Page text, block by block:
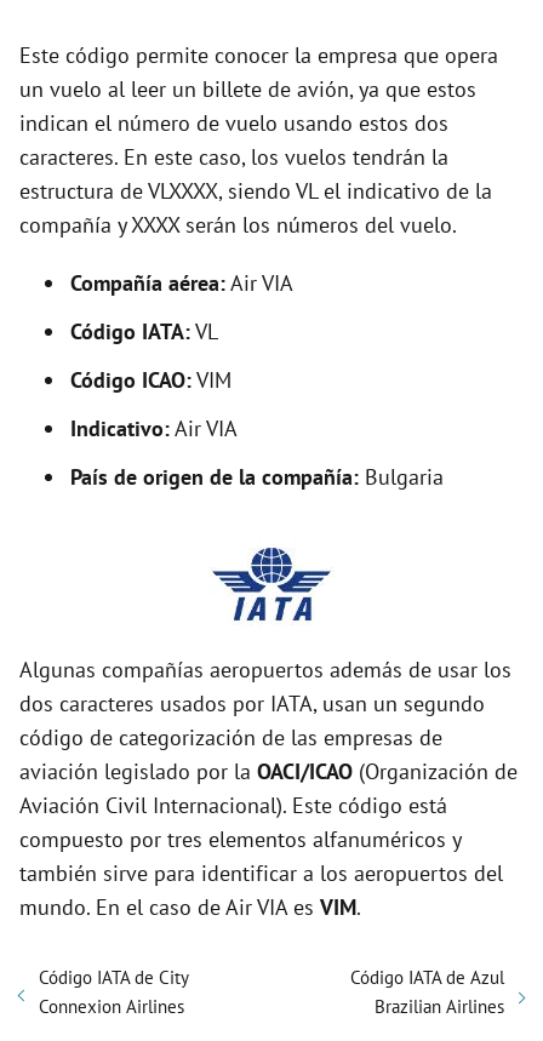
V
i
d
Este código permite conocer la empresa que opera
un vuelo al leer un billete de avión, ya que estos
indican el número de vuelo usando estos dos
caracteres. En este caso, los vuelos tendrán la
estructura de VLXXXX, siendo VL el indicativo de la
compañía y XXXX serán los números del vuelo.
Compañía aérea:Air VIA
Código IATA:VL
Código ICAO:VIM
Indicativo:Air VIA
País de origen de la compañía: Bulgaria
Algunas compañías aeropuertos además de usar los
dos caracteres usados por IATA, usan un segundo
código de categorización de las empresas de
aviación legislado por la OACI/ICAO (Organización de
Aviación Civil Internacional). Este código está
compuesto por tres elementos alfanuméricos y
también sirve para identificar a los aeropuertos del
mundo. En el caso de Air VIA es VIM.
Código IATA de City
Connexion Airlines
Código IATA de Azul
Brazilian Airlines